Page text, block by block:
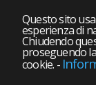
Questo sito
esperienza di
Chiudendo
proseguendo
cookie. -